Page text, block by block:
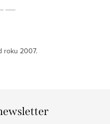
roku 2007.